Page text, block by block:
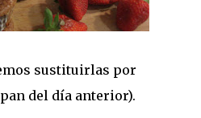
sustituirlas por
del día anterior).